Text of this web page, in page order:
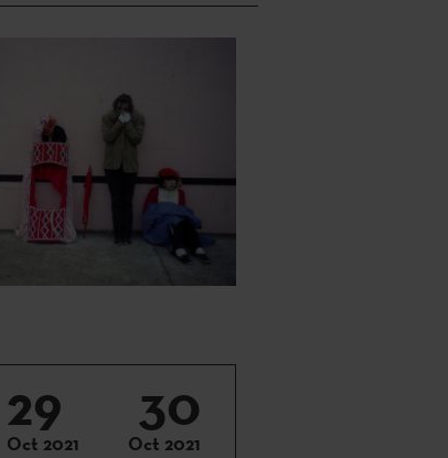
29
Oct 2021
30
Oct 2021